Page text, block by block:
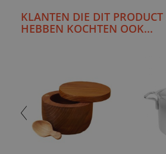
KLANTEN DIE DIT
HEBBEN KOCHTEN OOK...